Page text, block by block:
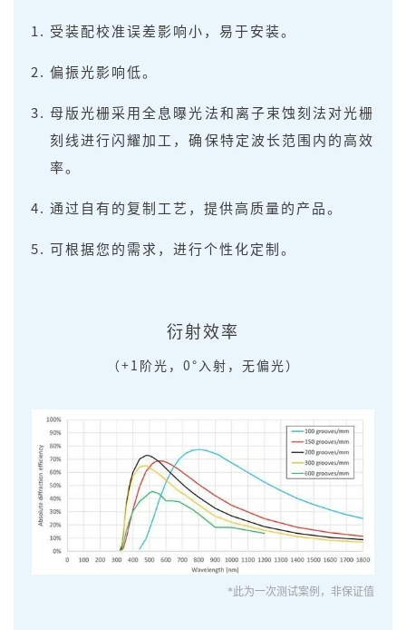
受装配校准误差影响小，易于安装。
偏振光影响低。
母版光栅采用全息曝光法和离子束蚀刻法对光栅
刻线进行闪耀加工，确保特定波长范围内的高效
率。
通过自有的复制工艺，提供高质量的产品。
可根据您的需求，进行个性化定制。
衍射效率
（+1阶光，0°入射，无偏光）
*此为一次测试案例，非保证值